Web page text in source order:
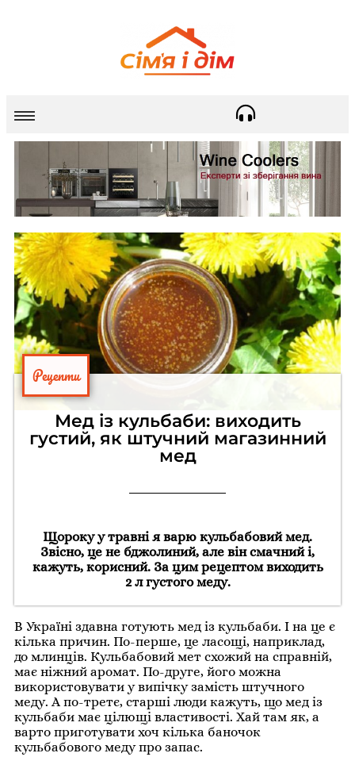
Рецепти
Мед із кульбаби: виходить
густий, як штучний магазинний
мед
Щороку у травні я варю кульбабовий мед.
Звісно, це не бджолиний, але він смачний і,
кажуть, корисний. За цим рецептом виходить
2 л густого меду.
В Україні здавна готують мед із кульбаби. І на це є
кілька причин. По-перше, це ласощі, наприклад,
до млинців. Кульбабовий мет схожий на справній,
має ніжний аромат. По-друге, його можна
використовувати у випічку замість штучного
меду. А по-третє, старші люди кажуть, що мед із
кульбаби має цілющі властивості. Хай там як, а
варто приготувати хоч кілька баночок
кульбабового меду про запас.